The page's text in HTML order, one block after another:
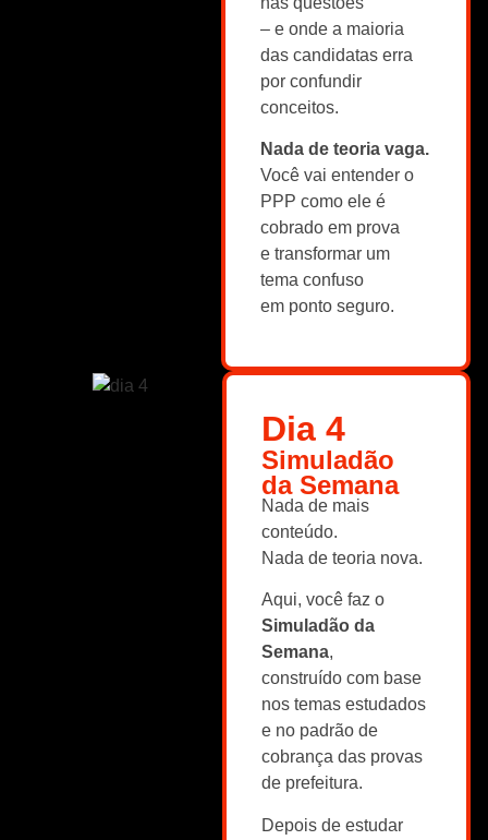
– e onde a maioria
das candidatas erra
por confundir
conceitos.
Nada de teoria vaga.
Você vai entender o
PPP como ele é
cobrado em prova
e transformar um
tema confuso
em ponto seguro.
Dia 4
Simuladão
da Semana
Nada de mais
conteúdo.
Nada de teoria nova.
Aqui, você faz o
Simuladão da
Semana,
construído com base
nos temas estudados
e no padrão de
cobrança das provas
de prefeitura.
Depois de estudar